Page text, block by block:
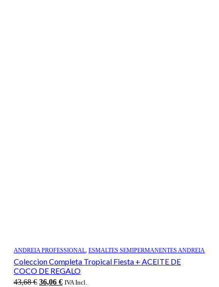
ANDREIA PROFESSIONAL, ESMALTES SEMIPERMANENTES ANDREIA
Coleccion Completa Tropical Fiesta + ACEITE DE
COCO DE REGALO
43,68€ El
36,06 €ElIVA Incl.